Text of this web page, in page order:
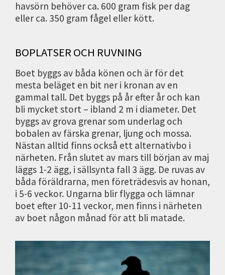
havsörn behöver ca. 600 gram fisk per dag
eller ca. 350 gram fågel eller kött.
BOPLATSER OCH RUVNING
Boet byggs av båda könen och är för det
mesta beläget en bit ner i kronan av en
gammal tall. Det byggs på år efter år och kan
bli mycket stort – ibland 2 m i diameter. Det
byggs av grova grenar som underlag och
bobalen av färska grenar, ljung och mossa.
Nästan alltid finns också ett alternativbo i
närheten. Från slutet av mars till början av maj
läggs 1-2 ägg, i sällsynta fall 3 ägg. De ruvas av
båda föräldrarna, men företrädesvis av honan,
i 5-6 veckor. Ungarna blir flygga och lämnar
boet efter 10-11 veckor, men finns i närheten
av boet någon månad för att bli matade.